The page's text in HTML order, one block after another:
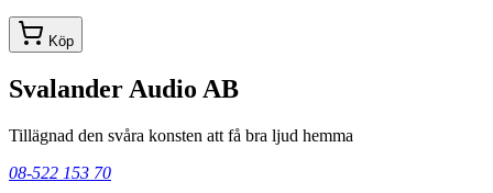
Köp
Svalander Audio AB
Tillägnad den svåra konsten att få bra ljud hemma
08-522 153 70